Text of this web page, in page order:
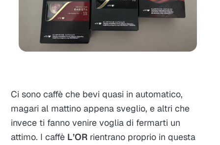
Ci sono caffè che bevi quasi in automatico,
magari al mattino appena sveglio, e altri che
invece ti fanno venire voglia di fermarti un
attimo. I caffè L’OR rientrano proprio in questa